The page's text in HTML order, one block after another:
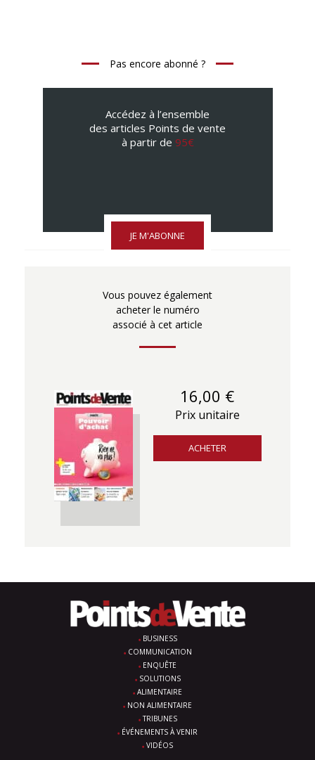
Pas encore abonné ?
Accédez à l’ensemble
des articles Points de vente
à partir de 95€
JE M'ABONNE
Vous pouvez également
acheter le numéro
associé à cet article
16,00 €
Prix unitaire
ACHETER
BUSINESS
COMMUNICATION
ENQUÊTE
SOLUTIONS
ALIMENTAIRE
NON ALIMENTAIRE
TRIBUNES
ÉVÉNEMENTS À VENIR
VIDÉOS